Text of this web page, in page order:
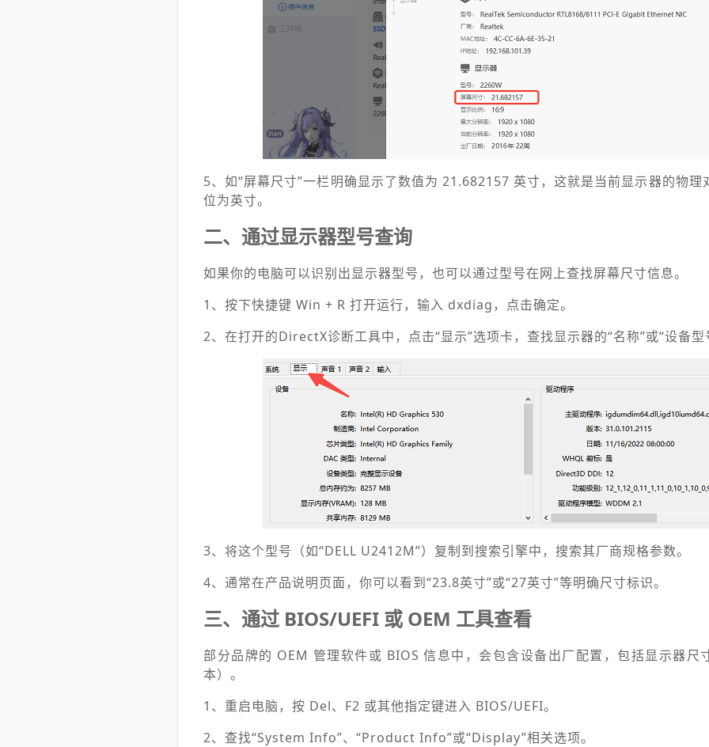
5、如“屏幕尺寸”一栏明确显示了数值为 21.682157 英寸，这就是当前显示器的物理
位为英寸。
二、通过显示器型号查询
如果你的电脑可以识别出显示器型号，也可以通过型号在网上查找屏幕尺寸信息。
1、按下快捷键 Win + R 打开运行，输入 dxdiag，点击确定。
2、在打开的DirectX诊断工具中，点击“显示”选项卡，查找显示器的“名称”或“设备型
3、将这个型号（如“DELL U2412M”）复制到搜索引擎中，搜索其厂商规格参数。
4、通常在产品说明页面，你可以看到“23.8英寸”或“27英寸”等明确尺寸标识。
三、通过 BIOS/UEFI 或 OEM 工具查看
部分品牌的 OEM 管理软件或 BIOS 信息中，会包含设备出厂配置，包括显示器尺
本）。
1、重启电脑，按 Del、F2 或其他指定键进入 BIOS/UEFI。
2、查找“System Info”、“Product Info”或“Display”相关选项。